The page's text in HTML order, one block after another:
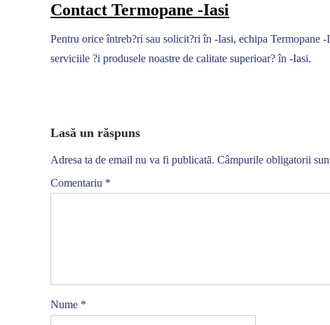
Contact Termopane -Iasi
Pentru orice întreb?ri sau solicit?ri în -Iasi, echipa Termopane
serviciile ?i produsele noastre de calitate superioar? în -Iasi.
Lasă un răspuns
Adresa ta de email nu va fi publicată. Câmpurile obligatorii
Comentariu *
Nume *